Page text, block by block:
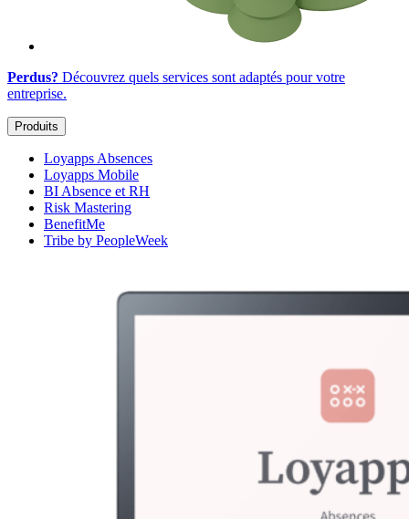
Perdus? Découvrez quels services sont adaptés pour votre
entreprise.
Produits
Loyapps Absences
Loyapps Mobile
BI Absence et RH
Risk Mastering
BenefitMe
Tribe by PeopleWeek